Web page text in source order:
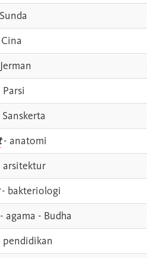
- anatomi
- bakteriologi
agama - Budha